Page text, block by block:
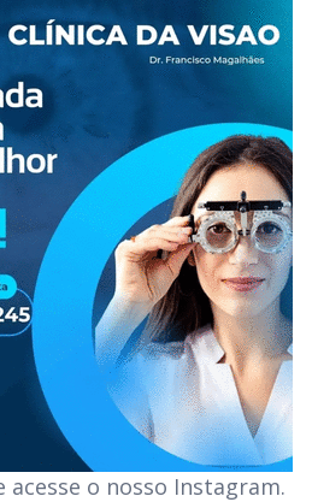
acesse o nosso Instagram.